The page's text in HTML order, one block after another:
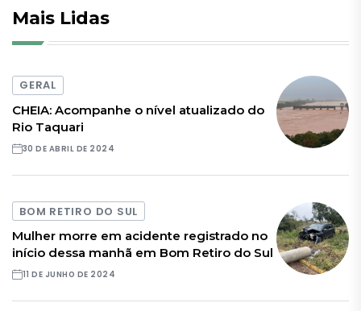
Mais Lidas
GERAL
CHEIA: Acompanhe o nível atualizado do
Rio Taquari
30 DE ABRIL DE 2024
BOM RETIRO DO SUL
Mulher morre em acidente registrado no
início dessa manhã em Bom Retiro do Sul
11 DE JUNHO DE 2024